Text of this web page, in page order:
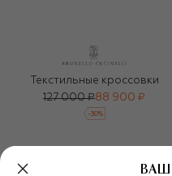
Текстильные кроссовки
127 000 ₽88 900 ₽
-30%